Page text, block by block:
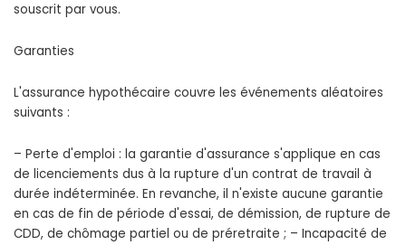
souscrit par vous.
Garanties
L'assurance hypothécaire couvre les événements aléatoires
suivants :
– Perte d'emploi : la garantie d'assurance s'applique en cas
de licenciements dus à la rupture d'un contrat de travail à
durée indéterminée. En revanche, il n'existe aucune garantie
en cas de fin de période d'essai, de démission, de rupture de
CDD, de chômage partiel ou de préretraite ; – Incapacité de